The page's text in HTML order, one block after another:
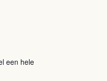
een hele